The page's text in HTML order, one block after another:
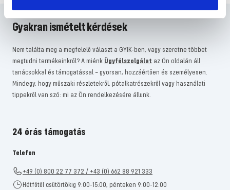
Gyakran ismételt kérdések
Nem találta meg a megfelelő választ a GYIK-ben, vagy szeretne többet
megtudni termékeinkről? A miénk Ügyfélszolgálat az Ön oldalán áll
tanácsokkal és támogatással – gyorsan, hozzáértően és személyesen.
Mindegy, hogy műszaki részletekről, pótalkatrészekről vagy használati
tippekről van szó: mi az Ön rendelkezésére állunk.
24 órás támogatás
Telefon
+49 (0) 800 22 77 372 / +43 (0) 662 88 921 333
Hétfőtől csütörtökig 9:00-15:00, pénteken 9:00-12:00